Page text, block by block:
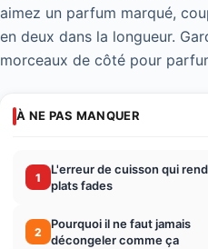
aimez un parfum marqué,
en deux dans la longueur.
morceaux de côté pour
À NE PAS MANQUER
1
L'erreur de cuisson qui
plats fades
2
Pourquoi il ne faut jamais
décongeler comme ça